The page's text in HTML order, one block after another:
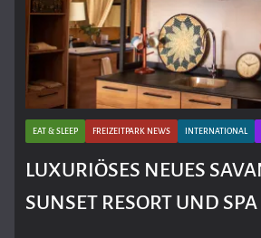
EAT & SLEEP FREIZEITPARK NEWS INTERNATIONAL
LUXURIÖSES NEUES
SUNSET RESORT UND SPA